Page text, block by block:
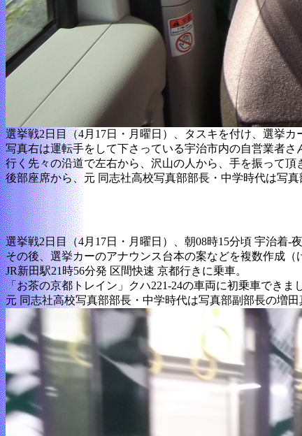
選挙戦2日目（4月17日・月曜日）、タスキを付け、選挙
写真右は運転手をして下さっている宇治市内の自営業者
行く先々の沿道で左右から、沢山の人から、手を振って
後部座席から、元 同志社高校写真部部長・中学時代は写
選挙戦2日目（4月17日・月曜日）、朝08時15分頃 宇治着-
その後、選挙カーのアナウンス台本の案などを複数作成（
JR新田駅21時56分発 区間快速 京都行きに乗車。
「お茶の京都トレイン」クハ221-24の車両に初乗車できま
元 同志社高校写真部部長・中学時代は写真部副部長の増